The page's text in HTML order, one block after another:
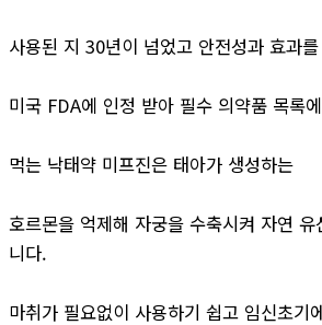
사용된 지 30년이 넘었고 안전성과 효과를
미국 FDA에 인정 받아 필수 의약품 목록
먹는 낙태약 미프진은 태아가 생성하는
호르몬을 억제해 자궁을 수축시켜 자연 유
니다.
마취가 필요없이 사용하기 쉽고 임신초기